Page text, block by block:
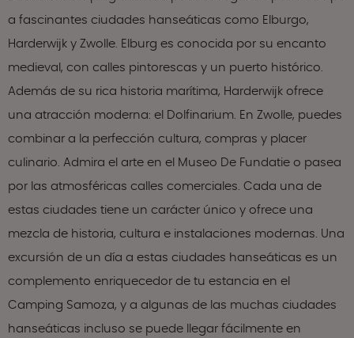
a fascinantes ciudades hanseáticas como Elburgo,
Harderwijk y Zwolle. Elburg es conocida por su encanto
medieval, con calles pintorescas y un puerto histórico.
Además de su rica historia marítima, Harderwijk ofrece
una atracción moderna: el Dolfinarium. En Zwolle, puedes
combinar a la perfección cultura, compras y placer
culinario. Admira el arte en el Museo De Fundatie o pasea
por las atmosféricas calles comerciales. Cada una de
estas ciudades tiene un carácter único y ofrece una
mezcla de historia, cultura e instalaciones modernas. Una
excursión de un día a estas ciudades hanseáticas es un
complemento enriquecedor de tu estancia en el
Camping Samoza, y a algunas de las muchas ciudades
hanseáticas incluso se puede llegar fácilmente en